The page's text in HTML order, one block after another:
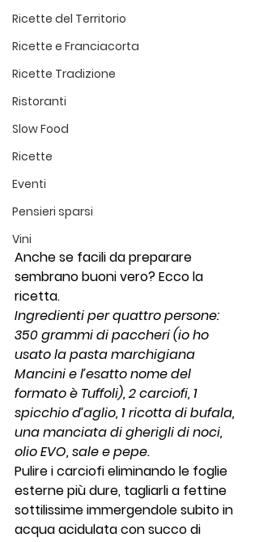
Ricette del Territorio
Ricette e Franciacorta
Ricette Tradizione
Ristoranti
Slow Food
Ricette
Eventi
Pensieri sparsi
Vini
Anche se facili da preparare
sembrano buoni vero? Ecco la
ricetta.
Ingredienti per quattro persone:
350 grammi di paccheri (io ho
usato la pasta marchigiana
Mancini e l’esatto nome del
formato è Tuffoli), 2 carciofi, 1
spicchio d’aglio, 1 ricotta di bufala,
una manciata di gherigli di noci,
olio EVO, sale e pepe.
Pulire i carciofi eliminando le foglie
esterne più dure, tagliarli a fettine
sottilissime immergendole subito in
acqua acidulata con succo di